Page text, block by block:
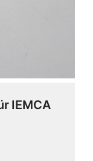
IEMCA